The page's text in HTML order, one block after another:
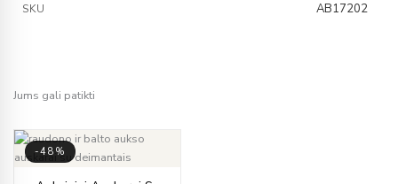
SKU AB17202
Jums gali patikti
-48%